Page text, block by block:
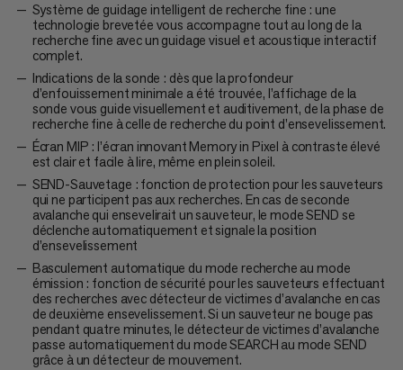
Système de guidage intelligent de recherche fine : une
technologie brevetée vous accompagne tout au long de la
recherche fine avec un guidage visuel et acoustique interactif
complet.
Indications de la sonde : dès que la profondeur
d’enfouissement minimale a été trouvée, l’affichage de la
sonde vous guide visuellement et auditivement, de la phase de
recherche fine à celle de recherche du point d’ensevelissement.
Écran MIP : l’écran innovant Memory in Pixel à contraste élevé
est clair et facile à lire, même en plein soleil.
SEND-Sauvetage : fonction de protection pour les sauveteurs
qui ne participent pas aux recherches. En cas de seconde
avalanche qui ensevelirait un sauveteur, le mode SEND se
déclenche automatiquement et signale la position
d’ensevelissement
Basculement automatique du mode recherche au mode
émission : fonction de sécurité pour les sauveteurs effectuant
des recherches avec détecteur de victimes d’avalanche en cas
de deuxième ensevelissement. Si un sauveteur ne bouge pas
pendant quatre minutes, le détecteur de victimes d’avalanche
passe automatiquement du mode SEARCH au mode SEND
grâce à un détecteur de mouvement.